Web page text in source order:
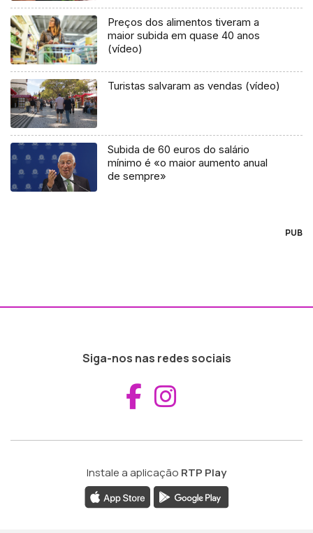
Preços dos alimentos tiveram a
maior subida em quase 40 anos
(vídeo)
Turistas salvaram as vendas (vídeo)
Subida de 60 euros do salário
mínimo é «o maior aumento anual
de sempre»
PUB
Siga-nos nas redes sociais
Aceder ao
Instale a aplicação RTP Play